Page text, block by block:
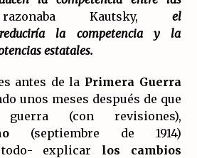
Kautsky, el
la competencia y la
estatales.
antes de la Primera Guerra
unos meses después de que
(con revisiones),
(septiembre de 1914)
explicar los cambios